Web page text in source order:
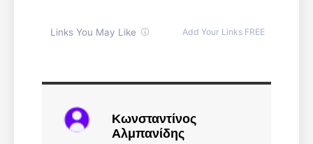
Κωνσταντίνος
Αλμπανίδης